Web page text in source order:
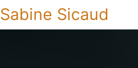
Sabine Sicaud